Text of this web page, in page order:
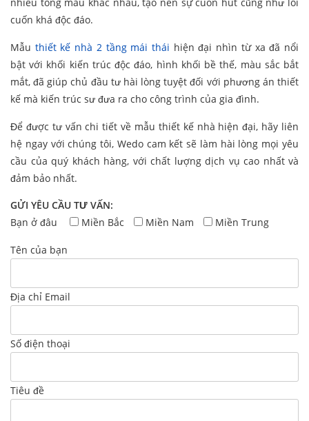
cuốn khá độc đáo.
Mẫu thiết kế nhà 2 tầng mái thái hiện đại nhìn từ xa đã nổi
bật với khối kiến trúc độc đáo, hình khối bề thế, màu sắc bắt
mắt, đã giúp chủ đầu tư hài lòng tuyệt đối với phương án thiết
kế mà kiến trúc sư đưa ra cho công trình của gia đình.
Để được tư vấn chi tiết về mẫu thiết kế nhà hiện đại, hãy liên
hệ ngay với chúng tôi, Wedo cam kết sẽ làm hài lòng mọi yêu
cầu của quý khách hàng, với chất lượng dịch vụ cao nhất và
đảm bảo nhất.
GỬI YÊU CẦU TƯ VẤN:
Bạn ở đâu
Miền Bắc Miền Nam Miền Trung
Tên của bạn
Địa chỉ Email
Số điện thoại
Tiêu đề